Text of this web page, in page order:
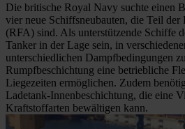
Die britische Royal Navy suchte einen
vier neue Schiffsneubauten, die Teil
(RFA) sind. Als unterstützende Schiffe
Tanker in der Lage sein, in
unterschiedlichen Dampfbedingungen
Rumpfbeschichtung eine betriebliche
Liegezeiten ermöglichen. Zudem
Ladetank-Innenbeschichtung, die eine
Kraftstoffarten bewältigen kann.